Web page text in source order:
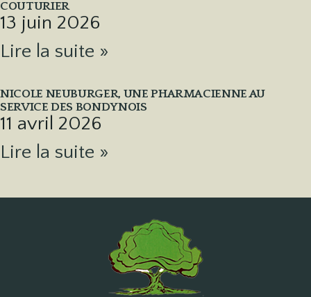
COUTURIER
13 juin 2026
Lire la suite »
NICOLE NEUBURGER, UNE PHARMACIENNE AU
SERVICE DES BONDYNOIS
11 avril 2026
Lire la suite »